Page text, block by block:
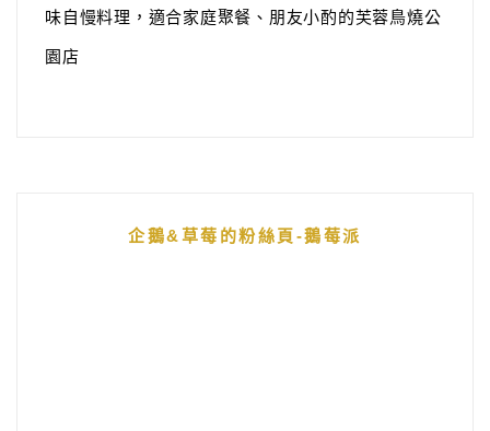
味自慢料理，適合家庭聚餐、朋友小酌的芙蓉鳥燒公
園店
企鵝&草莓的粉絲頁-鵝莓派